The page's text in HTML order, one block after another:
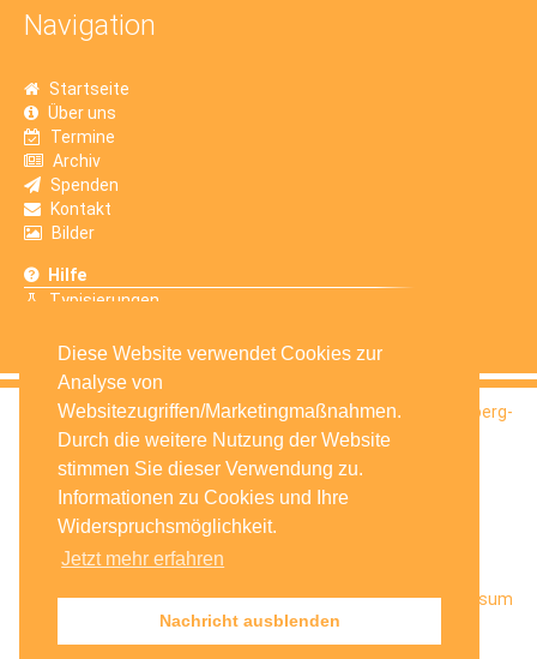
Diese Website verwendet Cookies zur
Analyse von
Websitezugriffen/Marketingmaßnahmen.
Durch die weitere Nutzung der Website
stimmen Sie dieser Verwendung zu.
Informationen zu Cookies und Ihre
Widerspruchsmöglichkeit.
Jetzt mehr erfahren
Nachricht ausblenden
Navigation
Startseite
Über uns
Termine
Archiv
Spenden
Kontakt
Bilder
Hilfe
Typisierungen
© 2016Selbsthilfegruppe Krebskranker Kinder Amberg-
Sulzbach e.V.
Impressum
Datenschutz
Facebook
Startseite